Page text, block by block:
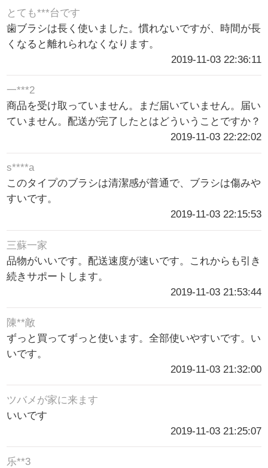
とても***台です
歯ブラシは長く使いました。慣れないですが、時間が長
くなると離れられなくなります。
2019-11-03 22:36:11
一***2
商品を受け取っていません。まだ届いていません。届い
ていません。配送が完了したとはどういうことですか？
2019-11-03 22:22:02
s****a
このタイプのブラシは清潔感が普通で、ブラシは傷みや
すいです。
2019-11-03 22:15:53
三蘇一家
品物がいいです。配送速度が速いです。これからも引き
続きサポートします。
2019-11-03 21:53:44
陳**敵
ずっと買ってずっと使います。全部使いやすいです。い
いです。
2019-11-03 21:32:00
ツバメが家に来ます
いいです
2019-11-03 21:25:07
乐**3